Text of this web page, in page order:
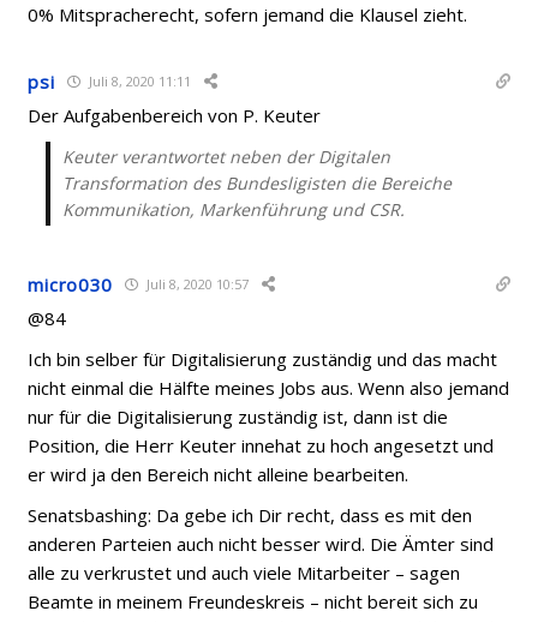
0% Mitspracherecht, sofern jemand die Klausel zieht.
psi Juli 8, 2020 11:11
Der Aufgabenbereich von P. Keuter
Keuter verantwortet neben der Digitalen
Transformation des Bundesligisten die Bereiche
Kommunikation, Markenführung und CSR.
micro030 Juli 8, 2020 10:57
@84
Ich bin selber für Digitalisierung zuständig und das macht
nicht einmal die Hälfte meines Jobs aus. Wenn also jemand
nur für die Digitalisierung zuständig ist, dann ist die
Position, die Herr Keuter innehat zu hoch angesetzt und
er wird ja den Bereich nicht alleine bearbeiten.
Senatsbashing: Da gebe ich Dir recht, dass es mit den
anderen Parteien auch nicht besser wird. Die Ämter sind
alle zu verkrustet und auch viele Mitarbeiter – sagen
Beamte in meinem Freundeskreis – nicht bereit sich zu